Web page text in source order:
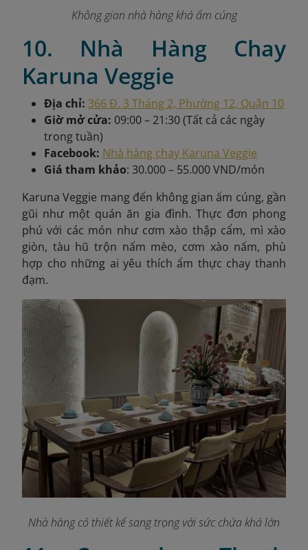
Không gian nhà hàng khá ấm cúng
10. Nhà Hàng Chay
Karuna Veggie
Địa chỉ: 366 Đ. 3 Tháng 2, Phường 12, Quận 10
Giờ mở cửa: 09:00 – 21:30 (Tất cả các ngày
trong tuần)
Facebook: Nhà hàng chay Karuna Veggie
Giá tham khảo: 30.000 – 55.000 VND/món
Karuna Veggie mang đến không gian ấm cúng, gần
gũi như một quán ăn gia đình. Thực đơn phong
phú với các món như cơm xào thập cẩm, mì xào
giòn, tàu hũ trộn nấm mèo, cơm xào nấm, phù
hợp cho những ai yêu thích ẩm thực chay thanh
đạm.
Nhà hàng có thiết kế sang trọng với sức chứa khá lớn